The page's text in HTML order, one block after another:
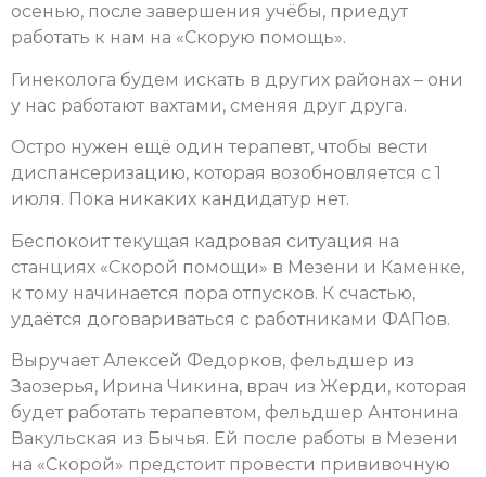
осенью, после завершения учёбы, приедут
работать к нам на «Скорую помощь».
Гинеколога будем искать в других районах – они
у нас работают вахтами, сменяя друг друга.
Остро нужен ещё один терапевт, чтобы вести
диспансеризацию, которая возобновляется с 1
июля. Пока никаких кандидатур нет.
Беспокоит текущая кадровая ситуация на
станциях «Скорой помощи» в Мезени и Каменке,
к тому начинается пора отпусков. К счастью,
удаётся договариваться с работниками ФАПов.
Выручает Алексей Федорков, фельдшер из
Заозерья, Ирина Чикина, врач из Жерди, которая
будет работать терапевтом, фельдшер Антонина
Вакульская из Бычья. Ей после работы в Мезени
на «Скорой» предстоит провести прививочную